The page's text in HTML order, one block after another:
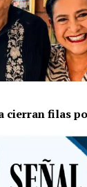
cierran filas